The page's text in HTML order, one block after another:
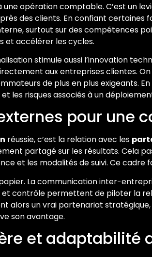
une opération comptable. C’est un
des clients. En confiant certaines
surtout sur des compétences
et accélérer les cycles.
stimule aussi l’innovation
aux entreprises clientes.
de plus en plus exigeants.
les risques associés à un
pour une
réussie, c’est la relation avec les
partagé sur les résultats. Cela
et les modalités de suivi. Ce
La communication inter-
et contrôle permettent de piloter la
alors un vrai partenariat
son avantage.
et adaptabilité